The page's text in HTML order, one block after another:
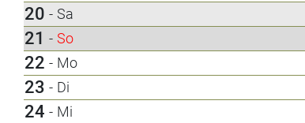
20 - Sa
21 - So
22 - Mo
23 - Di
24 - Mi